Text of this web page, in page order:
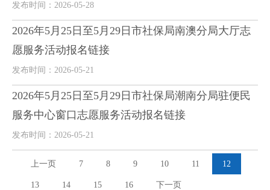
发布时间：2026-05-28
2026年5月25日至5月29日市社保局南澳分局大厅志
愿服务活动报名链接
发布时间：2026-05-21
2026年5月25日至5月29日市社保局潮南分局驻便民
服务中心窗口志愿服务活动报名链接
发布时间：2026-05-21
上一页 7 8 9 10 11 12
13 14 15 16 下一页